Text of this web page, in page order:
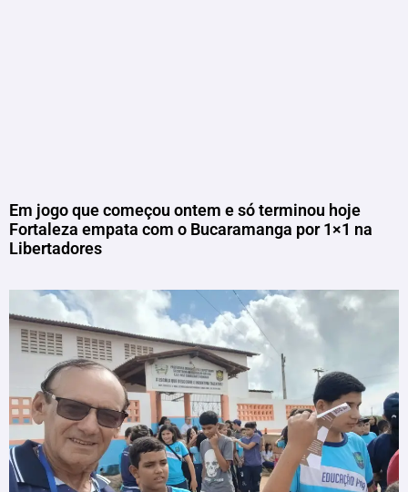
Em jogo que começou ontem e só terminou hoje
Fortaleza empata com o Bucaramanga por 1×1 na
Libertadores